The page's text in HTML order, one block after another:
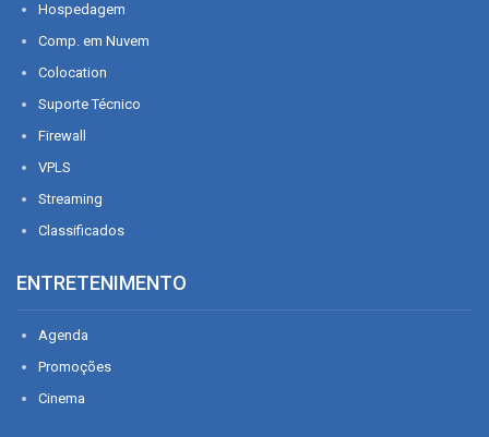
Hospedagem
Comp. em Nuvem
Colocation
Suporte Técnico
Firewall
VPLS
Streaming
Classificados
ENTRETENIMENTO
Agenda
Promoções
Cinema